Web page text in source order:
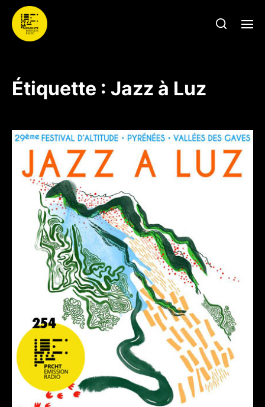
Étiquette : Jazz à Luz